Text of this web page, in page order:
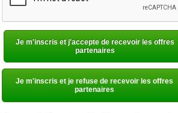
Je m'inscris et j'accepte de recevoir les offres
partenaires
Je m'inscris et je refuse de recevoir les offres
partenaires